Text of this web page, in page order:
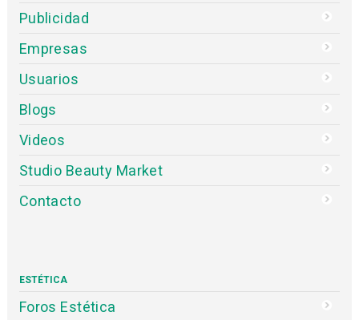
Publicidad
Empresas
Usuarios
Blogs
Videos
Studio Beauty Market
Contacto
ESTÉTICA
Foros Estética